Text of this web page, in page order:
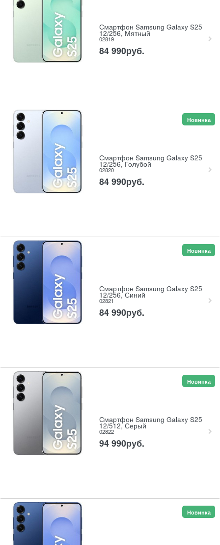
Смартфон Samsung Galaxy S25
12/256, Мятный
02819
84 990руб.
Смартфон Samsung Galaxy S25
12/256, Голубой
02820
84 990руб.
Новинка
Смартфон Samsung Galaxy S25
12/256, Синий
02821
84 990руб.
Новинка
Смартфон Samsung Galaxy S25
12/512, Серый
02822
94 990руб.
Новинка
Новинка